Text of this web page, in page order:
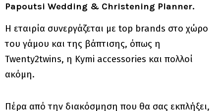
Papoutsi Wedding & Christening Planner.
Η εταιρία συνεργάζεται με top brands στο χώρο
του γάμου και της βάπτισης, όπως η
Twenty2twins, η Kymi accessories και πολλοί
ακόμη.
Πέρα από την διακόσμηση που θα σας εκπλήξει,